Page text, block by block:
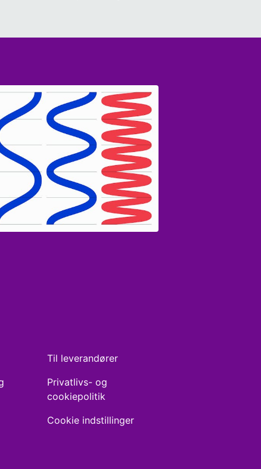
Til leverandører
Privatlivs- og
cookiepolitik
Cookie indstillinger